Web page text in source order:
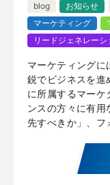
blog
お知らせ
マーケティング
リードジェネレーシ
マーケティング
鋭でビジネスを進
に所属するマーケ
ンスの方々に有
先すべきか」、